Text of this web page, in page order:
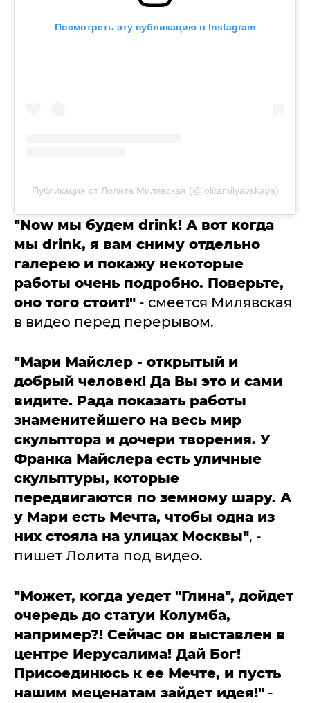
Посмотреть эту публикацию в Instagram
Публикация от Лолита Милявская (@lolitamilyavskaya)
"Now мы будем drink! А вот когда
мы drink, я вам сниму отдельно
галерею и покажу некоторые
работы очень подробно. Поверьте,
оно того стоит!" - смеется Милявская
в видео перед перерывом.
"Мари Майслер - открытый и
добрый человек! Да Вы это и сами
видите. Рада показать работы
знаменитейшего на весь мир
скульптора и дочери творения. ⁣⁣У
Франка Майслера есть уличные
скульптуры, которые
передвигаются по земному шару. А
у Мари есть Мечта, чтобы одна из
них стояла на улицах Москвы", -
пишет Лолита под видео.
"Может, когда уедет "Глина", дойдeт
очередь до статуи Колумба,
например?! Сейчас он выставлен в
центре Иерусалима! Дай Бог!
Присоединюсь к ее Мечте, и пусть
нашим меценатам зайдeт идея!" -